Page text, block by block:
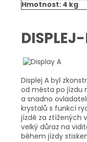
Hmotnost: 4 kg
Displej A byl
od města po jízdu
a snadno
krystalů s funkcí
jízdě za ztížených
velký důraz na
během jízdy